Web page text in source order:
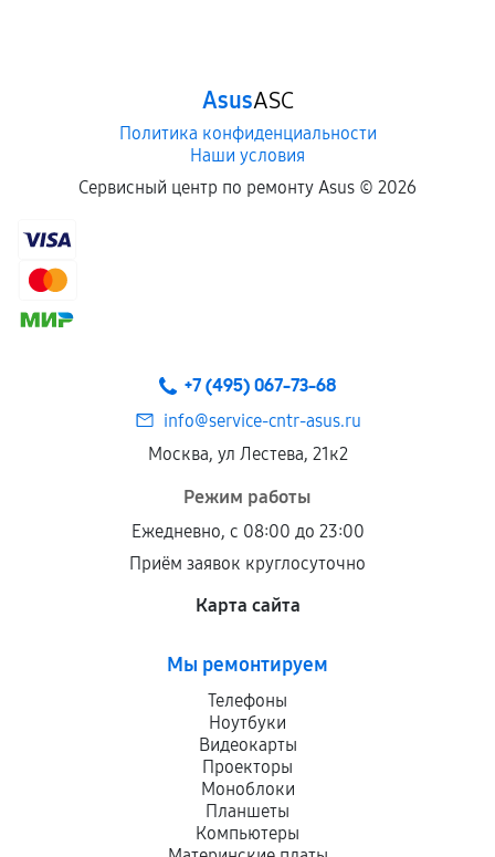
AsusASC
Политика конфиденциальности
Наши условия
Сервисный центр по ремонту Asus © 2026
+7 (495) 067-73-68
info@service-cntr-asus.ru
Москва, ул Лестева, 21к2
Режим работы
Ежедневно, с 08:00 до 23:00
Приём заявок круглосуточно
Карта сайта
Мы ремонтируем
Телефоны
Ноутбуки
Видеокарты
Проекторы
Моноблоки
Планшеты
Компьютеры